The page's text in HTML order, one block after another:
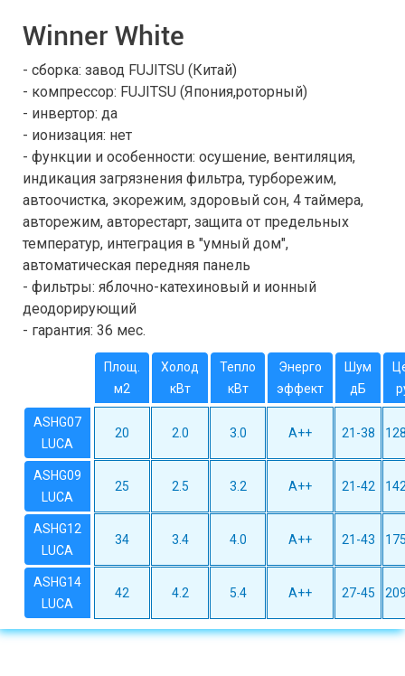
Winner White
- сборка: завод FUJITSU (Китай)
- компрессор: FUJITSU (Япония,роторный)
- инвертор: да
- ионизация: нет
- функции и особенности: осушение, вентиляция,
индикация загрязнения фильтра, турборежим,
автоочистка, экорежим, здоровый сон, 4 таймера,
авторежим, авторестарт, защита от предельных
температур, интеграция в "умный дом",
автоматическая передняя панель
- фильтры: яблочно-катехиновый и ионный
деодорирующий
- гарантия: 36 мес.
Площ.
м2
Холод
кВт
Тепло
кВт
Энерго
эффект
Шум
дБ
ASHG07
LUCA
20 2.0 3.0 A++ 21-38
ASHG09
LUCA
25 2.5 3.2 A++ 21-42
ASHG12
LUCA
34 3.4 4.0 A++ 21-43
ASHG14
LUCA
42 4.2 5.4 A++ 27-45